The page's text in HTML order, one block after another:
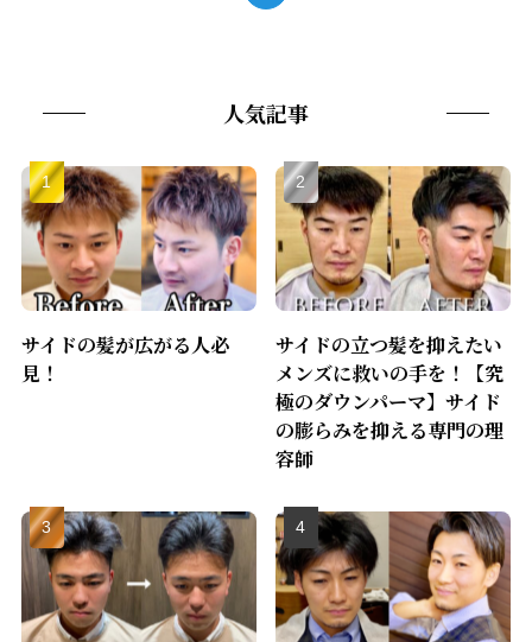
人気記事
サイドの髪が広がる人必
見！
サイドの立つ髪を抑えたい
メンズに救いの手を！【究
極のダウンパーマ】サイド
の膨らみを抑える専門の理
容師